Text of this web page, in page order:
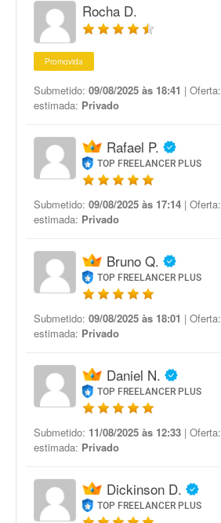
Rocha D.
Promovida
Submetido: 09/08/2025 às 18:41 | Oferta:
estimada: Privado
Rafael P.
TOP FREELANCER PLUS
Submetido: 09/08/2025 às 17:14 | Oferta:
estimada: Privado
Bruno Q.
TOP FREELANCER PLUS
Submetido: 09/08/2025 às 18:01 | Oferta:
estimada: Privado
Daniel N.
TOP FREELANCER PLUS
Submetido: 11/08/2025 às 12:33 | Oferta:
estimada: Privado
Dickinson D.
TOP FREELANCER PLUS